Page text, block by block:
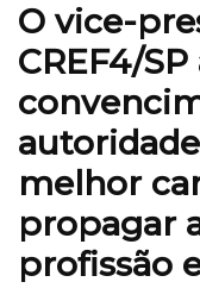
O vice-
CREF4/
melhor
propagar
profissão